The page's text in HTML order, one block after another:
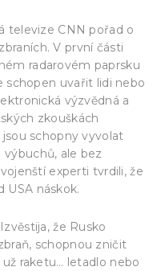
televize CNN pořad o
V první části
radarovém paprsku
schopen uvařit lidi nebo
výzvědná a
zkouškách
schopny vyvolat
ale bez
experti tvrdili, že
náskok.
že Rusko
schopnou zničit
raketu… letadlo nebo